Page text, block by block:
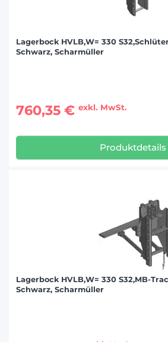
Lagerbock HVLB,W= 330
Schwarz, Scharmüller
760,35 € exkl. MwSt.
Produktdetails
Lagerbock HVLB,W= 330 S32,MB-
Schwarz, Scharmüller